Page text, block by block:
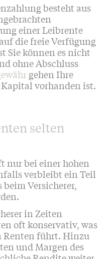
besteht aus
einer Leibrente
die freie Verfügung
Sie können es nicht
ohne Abschluss
gehen Ihre
vorhanden ist.
selten
nur bei einer hohen
verbleibt ein Teil
Versicherer,
in Zeiten
oft konservativ, was
Renten führt. Hinzu
und Margen des